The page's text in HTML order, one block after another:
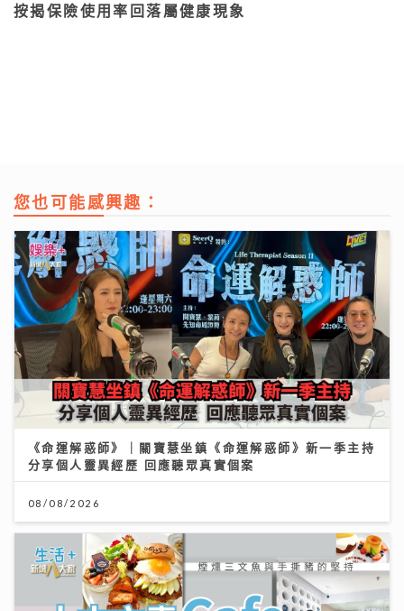
按揭保險使用率回落屬健康現象
您也可能感興趣：
《命運解惑師》｜關寶慧坐鎮《命運解惑師》新一季主持
分享個人靈異經歷 回應聽眾真實個案
08/08/2026